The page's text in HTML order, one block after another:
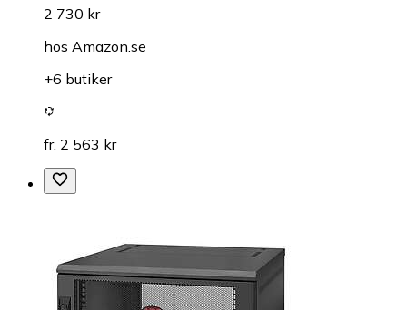
2 730 kr
hos Amazon.se
+6 butiker
fr. 2 563 kr